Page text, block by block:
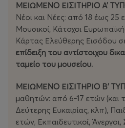
ΜΕΙΩΜΕΝΟ ΕΙΣΙΤΗΡΙΟ Α’
Νέοι και Νέες: από 18 έως
Μουσικοί, Κάτοχοι
Κάρτας Ελεύθερης Εισόδου
επίδειξη του αντίστοιχου
ταμείο του μουσείου.
ΜΕΙΩΜΕΝΟ ΕΙΣΙΤΗΡΙΟ Β’
μαθητών: από 6-17 ετών (και
Δεύτερης Ευκαιρίας, κλπ),
ετών, Εκπαιδευτικοί,